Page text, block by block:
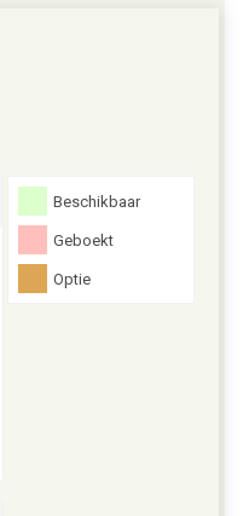
Beschikbaar
Geboekt
Optie